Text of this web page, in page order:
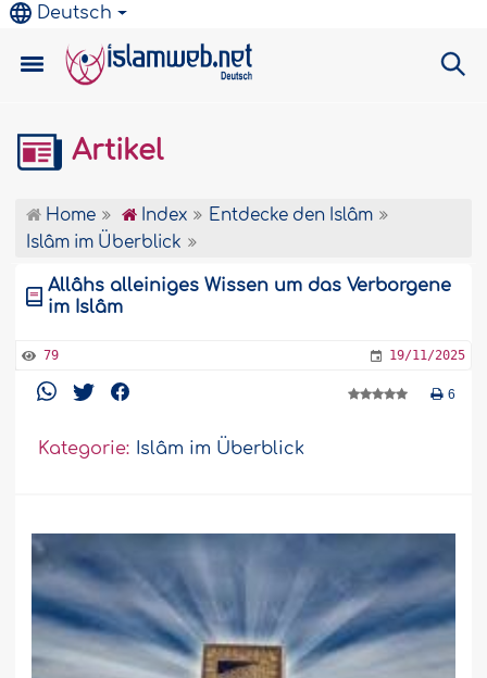
Deutsch
Artikel
Home Index
Entdecke den Islâm
Islâm im Überblick
Allâhs alleiniges Wissen um das Verborgene
im Islâm
79 19/11/2025
6
Kategorie: Islâm im Überblick